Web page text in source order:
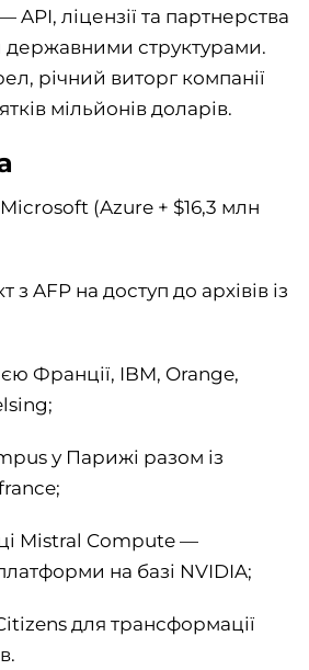
API, ліцензії та партнерства
державними структурами.
річний виторг компанії
мільйонів доларів.
Microsoft (Azure + $16,3 млн
з AFP на доступ до архівів із
Франції, IBM, Orange,
у Парижі разом із
Mistral Compute —
на базі NVIDIA;
для трансформації